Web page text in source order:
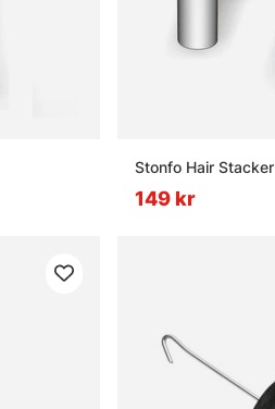
Stonfo Hair Stacker
149 kr